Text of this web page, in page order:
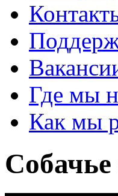
Где мы
Как мы